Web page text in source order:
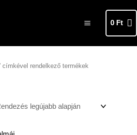
MAIN
MENU
0 Ft
címkével rendelkező termékek